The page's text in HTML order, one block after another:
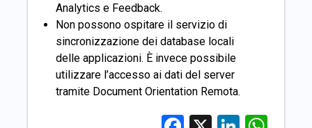
Analytics e Feedback.
Non possono ospitare il servizio di
sincronizzazione dei database locali
delle applicazioni. È invece possibile
utilizzare l’accesso ai dati del server
tramite Document Orientation Remota.